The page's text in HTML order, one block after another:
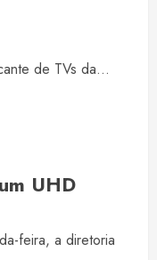
de TVs da...
UHD
feira, a diretoria